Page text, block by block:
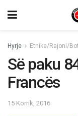
Hyrje Etnike/Rajoni/
Së paku
Francës
15 Korrik, 2016